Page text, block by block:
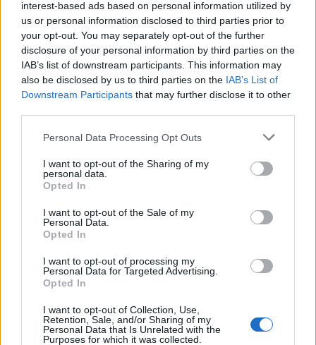
interest-based ads based on personal information utilized by
us or personal information disclosed to third parties prior to
your opt-out. You may separately opt-out of the further
disclosure of your personal information by third parties on the
IAB’s list of downstream participants. This information may
also be disclosed by us to third parties on the IAB’s List of
Downstream Participants that may further disclose it to other
Personal Data Processing Opt Outs
I want to opt-out of the Sharing of my
personal data.
Opted In
I want to opt-out of the Sale of my
Personal Data.
Opted In
I want to opt-out of processing my
Personal Data for Targeted Advertising.
Opted In
I want to opt-out of Collection, Use,
Retention, Sale, and/or Sharing of my
Personal Data that Is Unrelated with the
Purposes for which it was collected.
χάρτες κύματος παραλιών
χάρτες
UV
Σελήνη: 23 ημερών
Επόμενη Πανσέληνος:
Παρασκευή, 28 Αυγούστου 2026
Αστρονομικό ημερολόγιο